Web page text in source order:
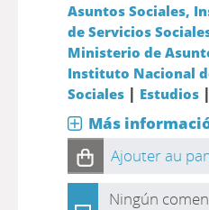
Asuntos Sociales,
de Servicios
Ministerio de
Instituto Nacional
Sociales| Estudios|
Más
Ajouter au
Ningún